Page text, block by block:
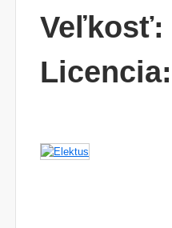
Veľkosť:
Licencia: